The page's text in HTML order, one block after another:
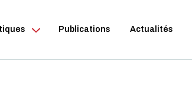
Publications Actualités